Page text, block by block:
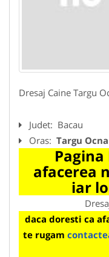
Dresaj Caine Targu
Judet: Bacau
Oras: Targu Ocna
afacerea
iar
daca doresti ca
te rugam